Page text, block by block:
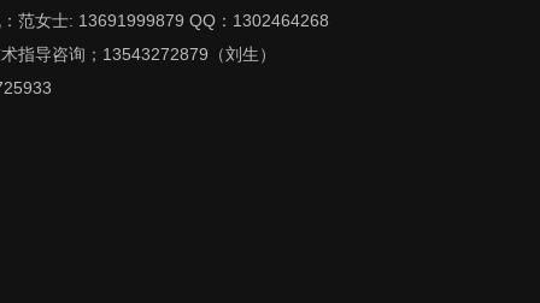
范女士: 13691999879 QQ：1302464268
指导咨询；13543272879（刘生）